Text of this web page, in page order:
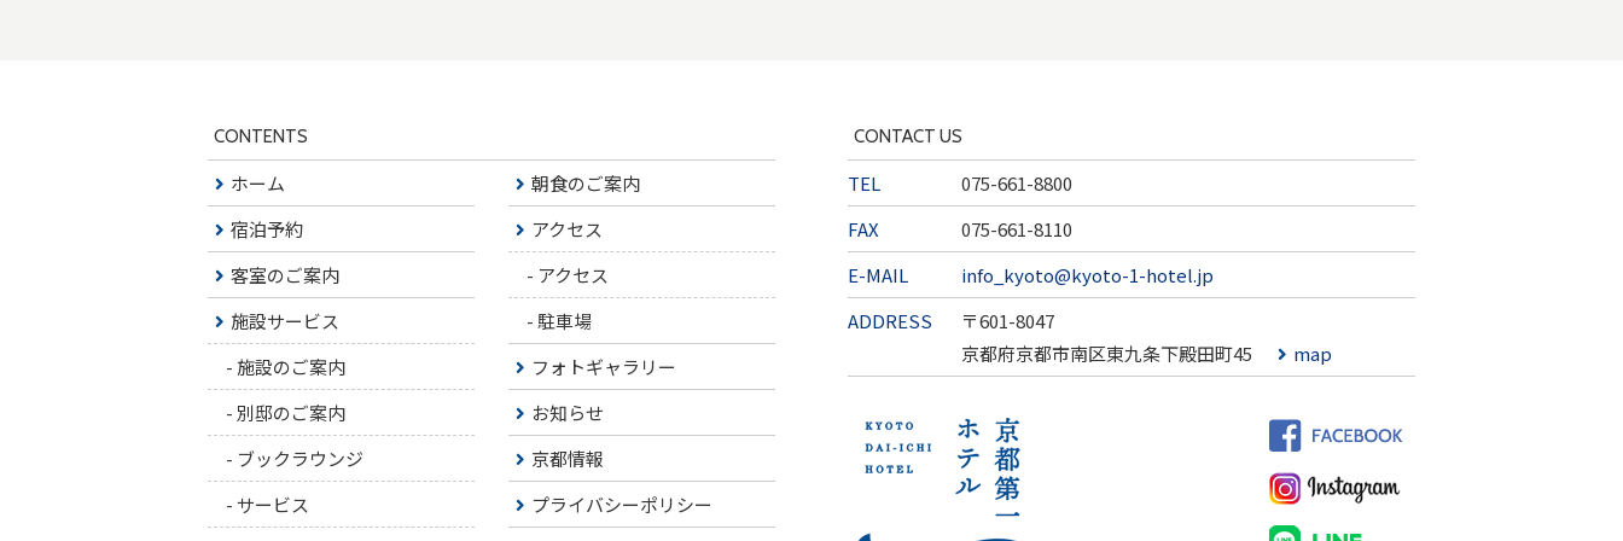
CONTENTS
ホーム
宿泊予約
客室のご案内
施設サービス
-施設のご案内
- 別邸のご案内
- ブックラウンジ
- サービス
朝食のご案内
アクセス
- アクセス
- 駐車場
フォトギャラリー
お知らせ
京都情報
プライバシーポリシー
CONTACT US
TEL
075-661-8800
FAX
075-661-8110
E-MAIL
info_kyoto@kyoto-1-hotel.jp
ADDRESS
〒601-8047
京都府京都市南区東九条下殿田町45
map